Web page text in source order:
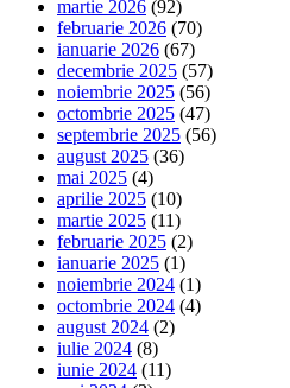
martie 2026 (92)
februarie 2026 (70)
ianuarie 2026 (67)
decembrie 2025 (57)
noiembrie 2025 (56)
octombrie 2025 (47)
septembrie 2025 (56)
august 2025 (36)
mai 2025 (4)
aprilie 2025 (10)
martie 2025 (11)
februarie 2025 (2)
ianuarie 2025 (1)
noiembrie 2024 (1)
octombrie 2024 (4)
august 2024 (2)
iulie 2024 (8)
iunie 2024 (11)